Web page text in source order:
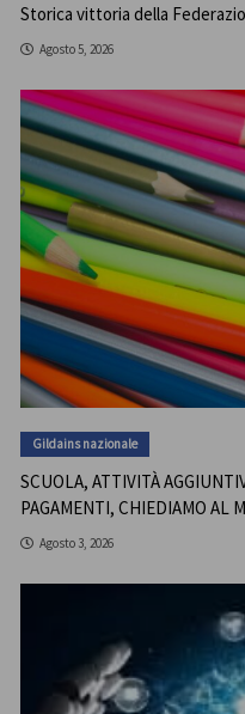
Storica vittoria della
Agosto 5, 2026
Gildains nazionale
SCUOLA, ATTIVITÀ
PAGAMENTI, CHIEDIAMO AL
Agosto 3, 2026